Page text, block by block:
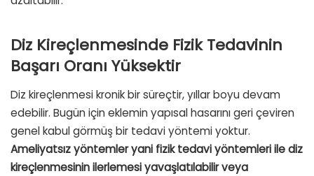
Diz Kireçlenmesinde Fizik Tedavinin
Başarı Oranı Yüksektir
Diz kireçlenmesi kronik bir süreçtir, yıllar boyu devam
edebilir. Bugün için eklemin yapısal hasarını geri çeviren
genel kabul görmüş bir tedavi yöntemi yoktur.
Ameliyatsız yöntemler yani fizik tedavi yöntemleri ile diz
kireçlenmesinin ilerlemesi yavaşlatılabilir veya